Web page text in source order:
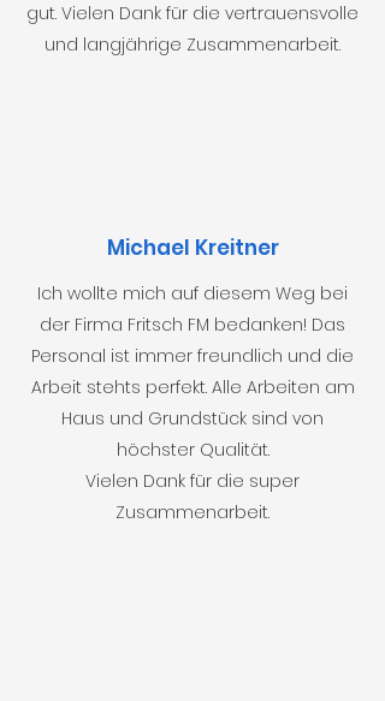
gut. Vielen Dank für die vertrauensvolle
und langjährige Zusammenarbeit.
Michael Kreitner
Ich wollte mich auf diesem Weg bei
der Firma Fritsch FM bedanken! Das
Personal ist immer freundlich und die
Arbeit stehts perfekt. Alle Arbeiten am
Haus und Grundstück sind von
höchster Qualität.
Vielen Dank für die super
Zusammenarbeit.